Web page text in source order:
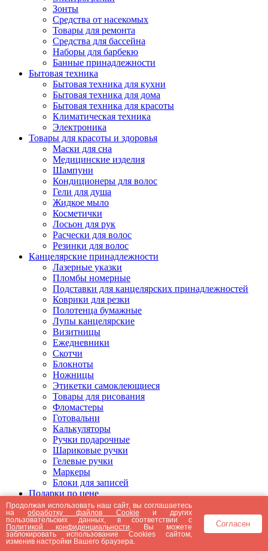
Зонты
Средства от насекомых
Товары для ремонта
Средства для бассейна
Наборы для барбекю
Банные принадлежности
Бытовая техника
Бытовая техника для кухни
Бытовая техника для дома
Бытовая техника для красоты
Климатическая техника
Электроника
Товары для красоты и здоровья
Маски для сна
Медицинские изделия
Шампуни
Кондиционеры для волос
Гели для душа
Жидкое мыло
Косметички
Лосьон для рук
Расчески для волос
Резинки для волос
Канцелярские принадлежности
Лазерные указки
Пломбы номерные
Подставки для канцелярских принадлежностей
Коврики для резки
Полотенца бумажные
Лупы канцелярские
Визитницы
Ежедневники
Скотчи
Блокноты
Ножницы
Этикетки самоклеющиеся
Товары для рисования
Фломастеры
Готовальни
Калькуляторы
Ручки подарочные
Шариковые ручки
Гелевые ручки
Маркеры
Блоки для записей
Подарки по цене
Подарки от 5000 рублей
Подарки до 5000 рублей
Подарки до 3000 рублей
Подарки до 2000 рублей
Подарки до 1000 рублей
Продолжая использовать наш сайт, вы соглашаетесь
наобработку файлов Cookie и других
пользовательских данных, в соответствии с
Политикой конфиденциальности . Вы можете
заблокировать использование Cookies сайтом,
изменив настройки Вашего браузера.
Согласен